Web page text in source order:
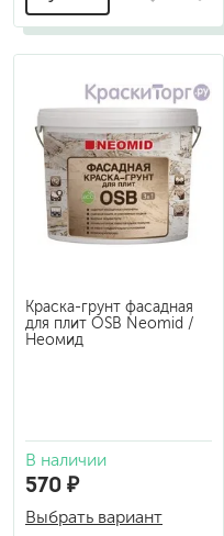
Краска-грунт фасадная
для плит OSB Neomid /
Неомид
В наличии
570 ₽
Выбрать вариант